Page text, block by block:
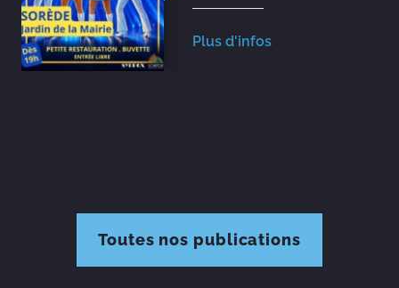
Plus d'infos
Toutes nos publications